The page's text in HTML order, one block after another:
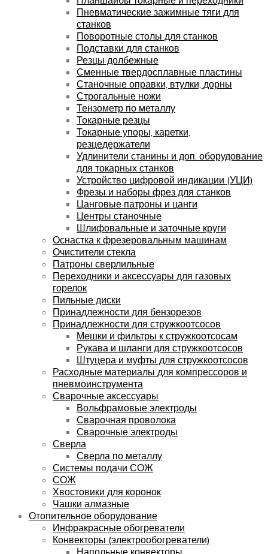
Пневматические зажимные тяги для
станков
Поворотные столы для станков
Подставки для станков
Резцы долбежные
Сменные твердосплавные пластины
Станочные оправки, втулки, дорны
Строгальные ножи
Тензометр по металлу
Токарные резцы
Токарные упоры, каретки,
резцедержатели
Удлинители станины и доп. оборудование
для токарных станков
Устройство цифровой индикации (УЦИ)
Фрезы и наборы фрез для станков
Цанговые патроны и цанги
Центры станочные
Шлифовальные и заточные круги
Оснастка к фрезеровальным машинам
Очистители стекла
Патроны сверлильные
Переходники и аксессуары для газовых
горелок
Пильные диски
Принадлежности для бензорезов
Принадлежности для стружкоотсосов
Мешки и фильтры к стружкоотсосам
Рукава и шланги для стружкоотсосов
Штуцера и муфты для стружкоотсосов
Расходные материалы для компрессоров и
пневмоинструмента
Сварочные аксессуары
Вольфрамовые электроды
Сварочная проволока
Сварочные электроды
Сверла
Сверла по металлу
Системы подачи СОЖ
СОЖ
Хвостовики для коронок
Чашки алмазные
Отопительное оборудование
Инфракрасные обогреватели
Конвекторы (электрообогреватели)
Напольные конвекторы